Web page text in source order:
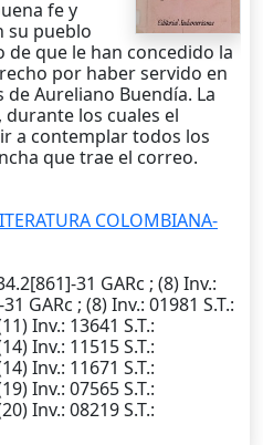
fe y
su pueblo
que le han concedido la
por haber servido en
Aureliano Buendía. La
los cuales el
a contemplar todos los
que trae el correo.
COLOMBIANA-
31 GARc ; (8)Inv.:
GARc ; (8)Inv.: 01981 S.T.:
Inv.: 13641 S.T.:
Inv.: 11515S.T.:
Inv.: 11671 S.T.:
Inv.: 07565S.T.:
Inv.: 08219S.T.: